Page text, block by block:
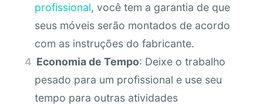
profissional, você tem a garantia de que
seus móveis serão montados de acordo
com as instruções do fabricante.
Economia de Tempo: Deixe o trabalho
pesado para um profissional e use seu
tempo para outras atividades